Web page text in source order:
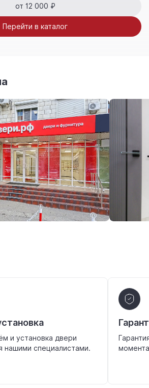
от 12 000 ₽
Перейти в каталог
и установка двери
нашими специалистами.